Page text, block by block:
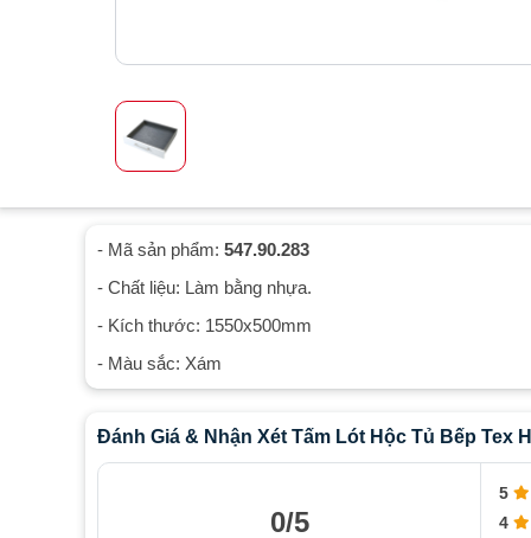
- Mã sản phẩm: 547.90.283
- Chất liệu: Làm bằng nhựa.
- Kích thước: 1550x500mm
- Màu sắc: Xám
Đánh Giá & Nhận Xét Tấm Lót Hộc Tủ Bếp Tex
0/5
5
4